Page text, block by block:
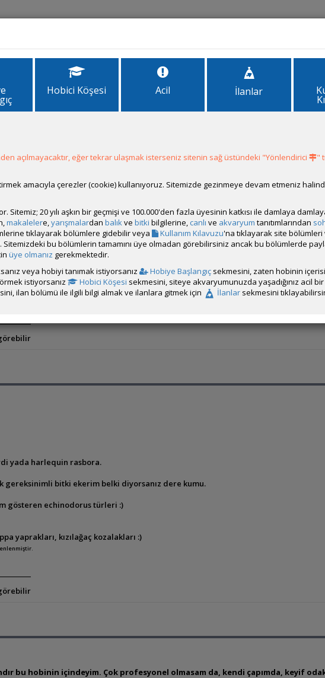
Forum
Tavsiyelerinizi Bekliyorum
elimde olan ekipman ve malzemelerle yeni bir kurulum yapmayı
Pro 300, kayalarım Frodo, aydınlatmam ise Creaqua Firefly V2.
Çünkü tekrar yosun problemi ile uğraşmak istemiyorum.
dizayn vs. ve tür tavsiyelerinizi bekliyorum.
yada harlequin rasbora.
gereksinimli bitki ekerim belki diyorsanız dere kumu.
gösteren echinodorus türleri :)
yaprakları, kızılağaç kozalakları :)
bu hobinin içindeyim. Çok profesyonel olmasam da, kendi çapımda, keyif
Hobici Köşesi Acil İlanlar
açılmayacaktır, eğer tekrar ulaşmak isterseniz sitenin sağ üstündeki "Yönlendirici
"
amacıyla çerezler (cookie) kullanıyoruz. Sitemizde gezinmeye devam etmeniz
Sitemiz; 20 yılı aşkın bir geçmişi ve 100.000'den fazla üyesinin katkısı ile damlaya
makalelere,yarışmalardan balıkve bitki bilgilerine, canlı ve akvaryum tanıtımlarından
tıklayarak bölümlere gidebilir veya
Kullanım Kılavuzu'na tıklayarak site bölümleri
bu bölümlerin tamamını üye olmadan görebilirsiniz ancak bu bölümlerde
üye olmanız gerekmektedir.
veya hobiyi tanımak istiyorsanız
Hobiye Başlangıç sekmesini, zaten hobinin
istiyorsanız
Hobici Köşesi sekmesini, siteye akvaryumunuzda yaşadığınız acil
ilan bölümü ile ilgili bilgi almak ve ilanlara gitmek için İlanlar sekmesini